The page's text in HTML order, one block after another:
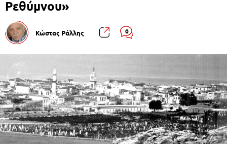
Ρεθύμνου»
Κώστας Ράλλης 0